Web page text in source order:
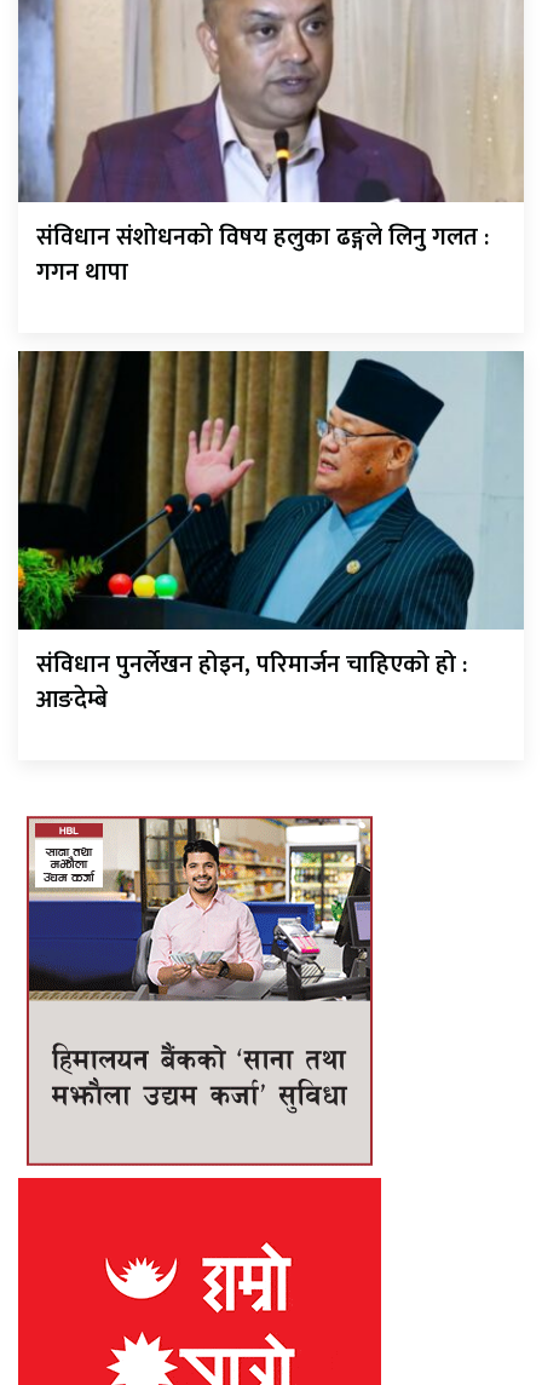
संविधान संशोधनको विषय हलुका ढङ्गले लिनु गलत :
गगन थापा
संविधान पुनर्लेखन होइन, परिमार्जन चाहिएको हो :
आङदेम्बे